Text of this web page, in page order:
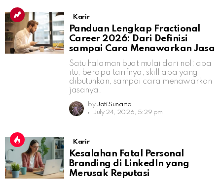
Karir
Panduan Lengkap Fractional
Career 2026: Dari Definisi
sampai Cara Menawarkan Jasa
Satu halaman buat mulai dari nol: apa
itu, berapa tarifnya, skill apa yang
dibutuhkan, sampai cara menawarkan
jasanya.
by Jati Sunarto
July 24, 2026, 5:29 pm
Karir
Kesalahan Fatal Personal
Branding di LinkedIn yang
Merusak Reputasi